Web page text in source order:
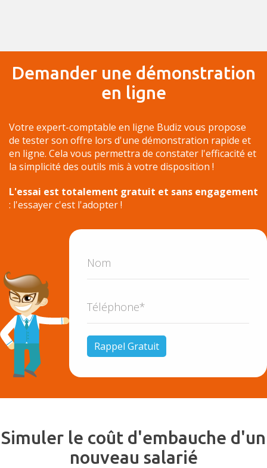
Demander une démonstration
en ligne
Votre expert-comptable en ligne Budiz vous propose
de tester son offre lors d'une démonstration rapide et
en ligne. Cela vous permettra de constater l'efficacité et
la simplicité des outils mis à votre disposition !
L'essai est totalement gratuit et sans engagement
: l'essayer c'est l'adopter !
Simuler le coût d'embauche d'un
nouveau salarié